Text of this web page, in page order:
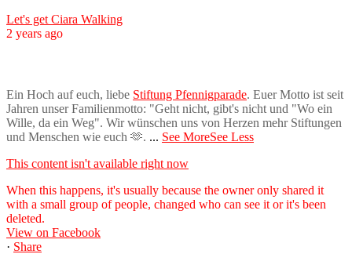
Let's get Ciara Walking
2 years ago
Ein Hoch auf euch, liebe Stiftung Pfennigparade. Euer Motto ist seit
Jahren unser Familienmotto: "Geht nicht, gibt's nicht und "Wo ein
Wille, da ein Weg". Wir wünschen uns von Herzen mehr Stiftungen
und Menschen wie euch 🫶. ... See MoreSee Less
This content isn't available right now
When this happens, it's usually because the owner only shared it
with a small group of people, changed who can see it or it's been
deleted.
View on Facebook
· Share